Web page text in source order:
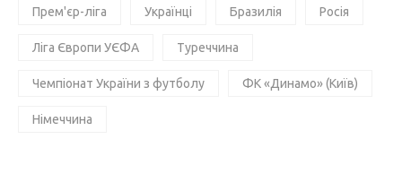
Прем'єр-ліга Українці Бразилія Росія
Ліга Європи УЄФА Туреччина
Чемпіонат України з футболу ФК «Динамо» (Київ)
Німеччина